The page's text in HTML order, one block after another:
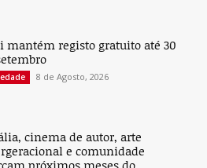
mantém registo gratuito até 30
8 de Agosto, 2026
cinema de autor, arte
e comunidade